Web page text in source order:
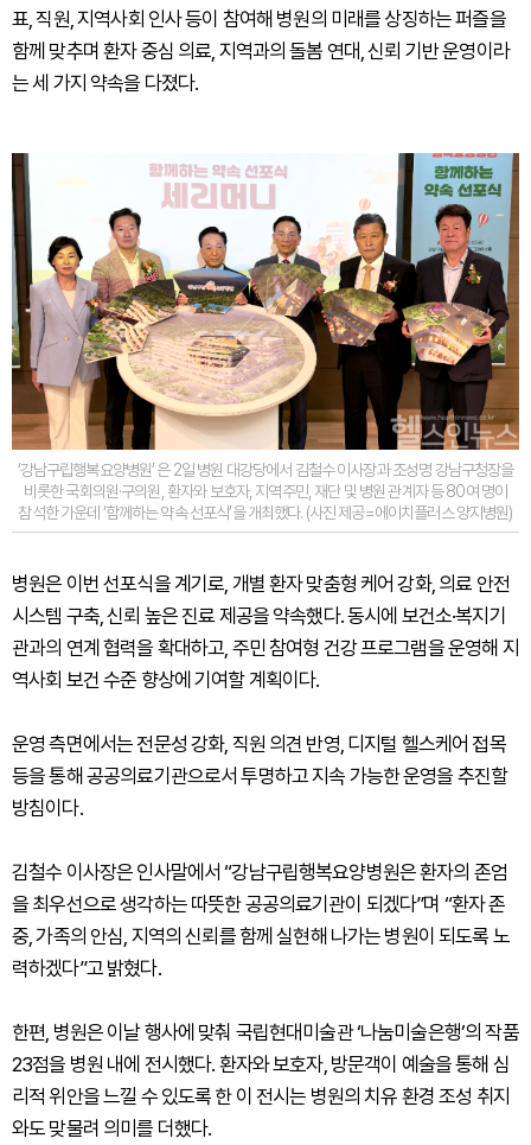
표, 직원, 지역사회 인사 등이 참여해 병원의 미래를 상징하는 퍼즐을
함께 맞추며 환자 중심 의료, 지역과의 돌봄 연대, 신뢰 기반 운영이라
는 세 가지 약속을 다졌다.
‘강남구립행복요양병원’ 은 2일 병원 대강당에서 김철수 이사장과 조성명 강남구청장을
비롯한 국회의원·구의원, 환자와 보호자, 지역주민, 재단 및 병원 관계자 등 80여 명이
참석한 가운데 ‘함께하는 약속 선포식’을 개최했다. (사진 제공=에이치플러스 양지병원)
병원은 이번 선포식을 계기로, 개별 환자 맞춤형 케어 강화, 의료 안전
시스템 구축, 신뢰 높은 진료 제공을 약속했다. 동시에 보건소·복지기
관과의 연계 협력을 확대하고, 주민 참여형 건강 프로그램을 운영해 지
역사회 보건 수준 향상에 기여할 계획이다.
운영 측면에서는 전문성 강화, 직원 의견 반영, 디지털 헬스케어 접목
등을 통해 공공의료기관으로서 투명하고 지속 가능한 운영을 추진할
방침이다.
김철수 이사장은 인사말에서 “강남구립행복요양병원은 환자의 존엄
을 최우선으로 생각하는 따뜻한 공공의료기관이 되겠다”며 “환자 존
중, 가족의 안심, 지역의 신뢰를 함께 실현해 나가는 병원이 되도록 노
력하겠다”고 밝혔다.
한편, 병원은 이날 행사에 맞춰 국립현대미술관 ‘나눔미술은행’의 작품
23점을 병원 내에 전시했다. 환자와 보호자, 방문객이 예술을 통해 심
리적 위안을 느낄 수 있도록 한 이 전시는 병원의 치유 환경 조성 취지
와도 맞물려 의미를 더했다.